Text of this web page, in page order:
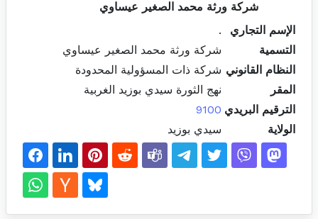
شركة ورثة محمد الصغير عيساوي
الإسم التجاري
.
التسمية
شركة ورثة محمد الصغير عيساوي
النظام القانوني شركة ذات المسؤولية المحدودة
المقر
نهج الثورة سيدي بوزيد الغربية
الترقيم البريدي 9100
الولاية
سيدي بوزيد